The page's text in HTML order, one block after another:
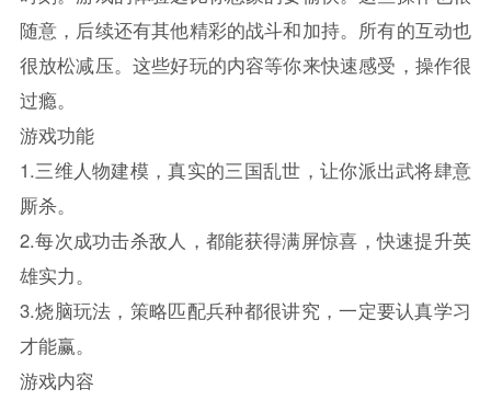
随意，后续还有其他精彩的战斗和加持。所有的互动也
很放松减压。这些好玩的内容等你来快速感受，操作很
过瘾。
游戏功能
1.三维人物建模，真实的三国乱世，让你派出武将肆意
厮杀。
2.每次成功击杀敌人，都能获得满屏惊喜，快速提升英
雄实力。
3.烧脑玩法，策略匹配兵种都很讲究，一定要认真学习
才能赢。
游戏内容